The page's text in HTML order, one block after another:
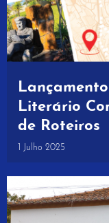
Literário
de Roteiros
1 Julho 2025